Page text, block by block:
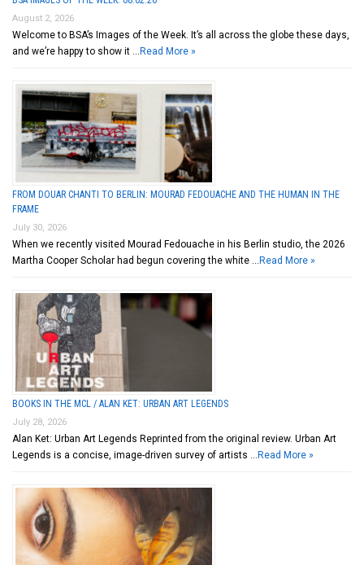
August 2, 2026
Welcome to BSA’s Images of the Week. It’s all across the globe these days,
and we’re happy to show it … Read More »
FROM DOUAR CHANTI TO BERLIN: MOURAD FEDOUACHE AND THE HUMAN IN THE
FRAME
July 30, 2026
When we recently visited Mourad Fedouache in his Berlin studio, the 2026
Martha Cooper Scholar had begun covering the white … Read More »
BOOKS IN THE MCL / ALAN KET: URBAN ART LEGENDS
July 28, 2026
Alan Ket: Urban Art Legends Reprinted from the original review. Urban Art
Legends is a concise, image-driven survey of artists … Read More »